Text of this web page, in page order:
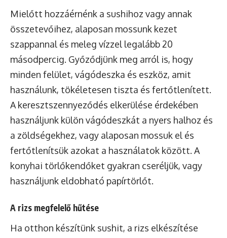
Mielőtt hozzáérnénk a sushihoz vagy annak
összetevőihez, alaposan mossunk kezet
szappannal és meleg vízzel legalább 20
másodpercig. Győződjünk meg arról is, hogy
minden felület, vágódeszka és eszköz, amit
használunk, tökéletesen tiszta és fertőtlenített.
A keresztszennyeződés elkerülése érdekében
használjunk külön vágódeszkát a nyers halhoz és
a zöldségekhez, vagy alaposan mossuk el és
fertőtlenítsük azokat a használatok között. A
konyhai törlőkendőket gyakran cseréljük, vagy
használjunk eldobható papírtörlőt.
A rizs megfelelő hűtése
Ha otthon készítünk sushit, a rizs elkészítése